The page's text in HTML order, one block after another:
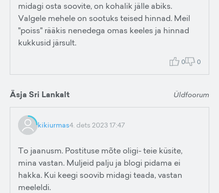
midagi osta soovite, on kohalik jälle abiks.
Valgele mehele on sootuks teised hinnad. Meil
"poiss" rääkis nenedega omas keeles ja hinnad
kukkusid järsult.
0 0
Äsja Sri Lankalt Üldfoorum
kikiurmas4. dets 2023 17:47
To jaanusm. Postituse mõte oligi- teie küsite,
mina vastan. Muljeid palju ja blogi pidama ei
hakka. Kui keegi soovib midagi teada, vastan
meeleldi.